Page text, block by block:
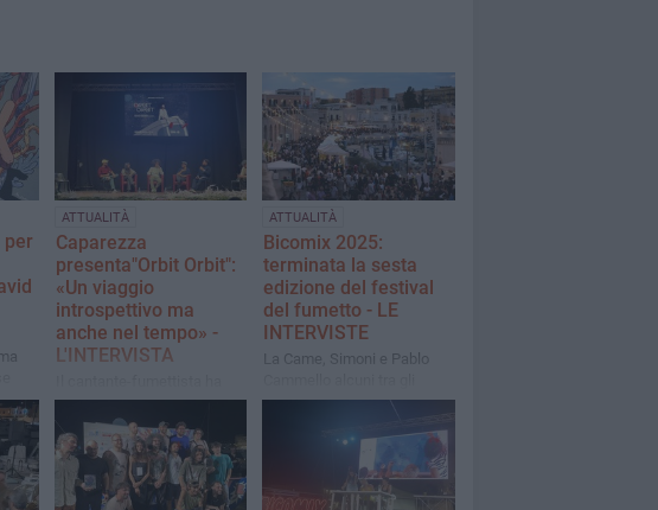
ATTUALITÀ
Caparezza
presenta"Orbit Orbit":
«Un viaggio
introspettivo ma
anche nel tempo» -
L'INTERVISTA
condiviso il palco con Laura
La Came e Sergio Gerasi
ATTUALITÀ
Bicomix 2025:
terminata la sesta
edizione del festival
del fumetto - LE
INTERVISTE
La Came, Simoni e Pablo
ospiti della terza serata